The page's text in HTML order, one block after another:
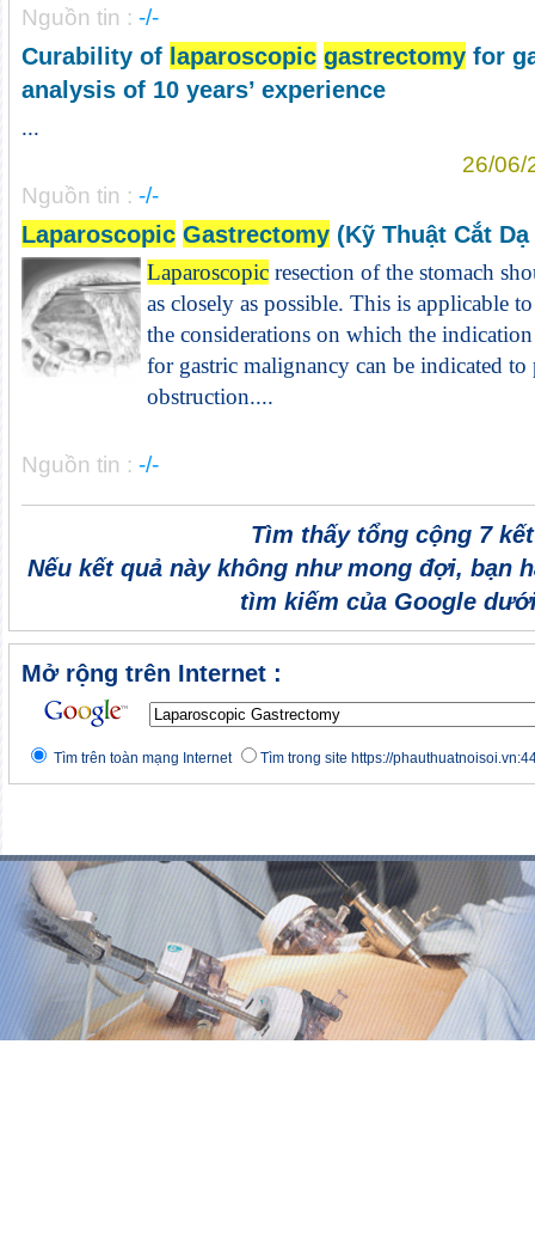
Nguồn tin : -/-
Curability of laparoscopic gastrectomyfor
analysis of 10 years’ experience
...
26/06/
Nguồn tin : -/-
Laparoscopic Gastrectomy(Kỹ Thuật Cắt Dạ
Laparoscopicresection of the stomach
as closely as possible. This is applicable
the considerations on which the
for gastric malignancy can be indicated to
obstruction....
Nguồn tin : -/-
Tìm thấy tổng cộng 7
Nếu kết quả này không như mong đợi, bạn
tìm kiếm của Google
Mở rộng trên Internet :
Tìm trên toàn mạng Internet Tìm trong site https://